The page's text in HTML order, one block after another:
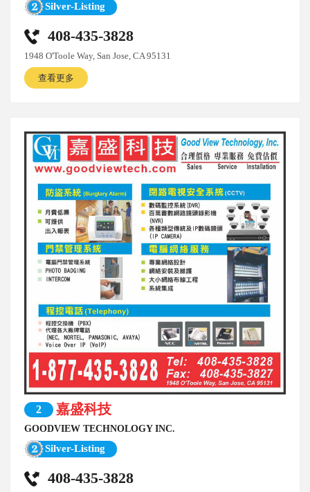
Silver-Listing
408-435-3828
1948 O'Toole Way, San Jose, CA 95131
查看更多
2 嘉盛科技
GOODVIEW TECHNOLOGY INC.
Silver-Listing
408-435-3828